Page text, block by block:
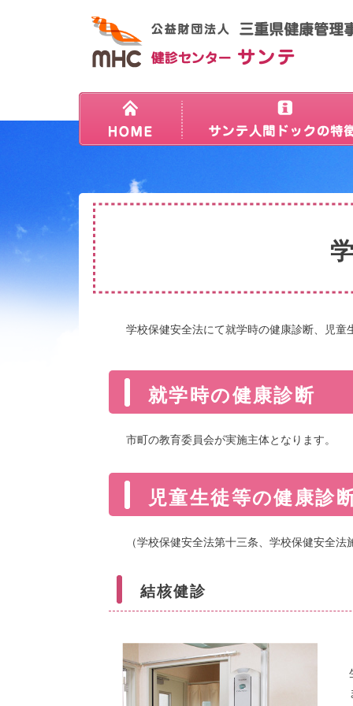
学校保健安全法にて就学時の健康診断、児
就学時の健康診断
市町の教育委員会が実施主体となります。
児童生徒等の健康診
（学校保健安全法第十三条、学校保健安全
結核健診